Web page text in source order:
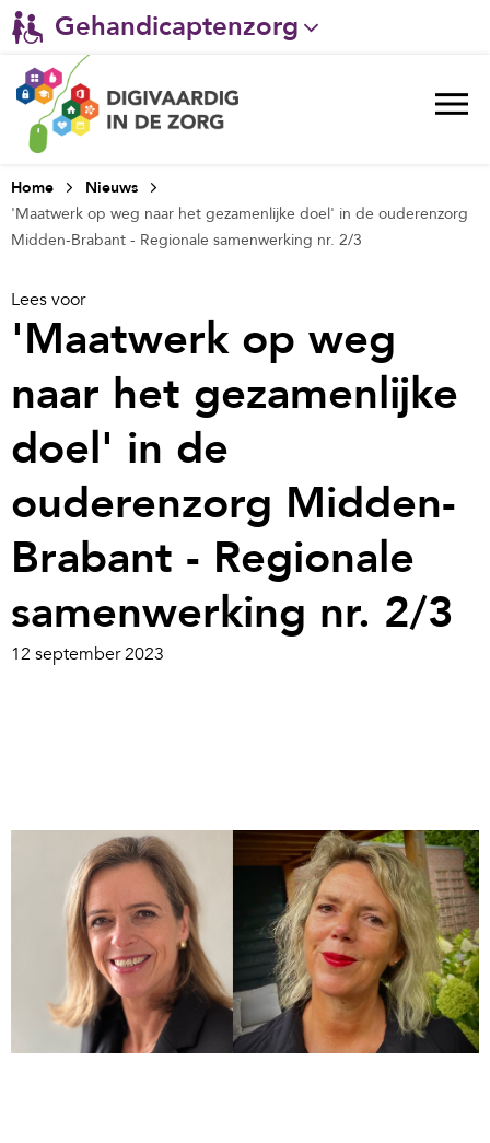
Gehandicaptenzorg
Verpleeghuiszorg & Zorg thuis
Ggz
Ziekenhuizen
Huisartsenzorg
Welzijn / sociaal werk
Home
Nieuws
'Maatwerk op weg naar het gezamenlijke doel' in de ouderenzorg
Midden-Brabant - Regionale samenwerking nr. 2/3
Lees voor
'Maatwerk op weg
naar het gezamenlijke
doel' in de
ouderenzorg Midden-
Brabant - Regionale
samenwerking nr. 2/3
12 september 2023